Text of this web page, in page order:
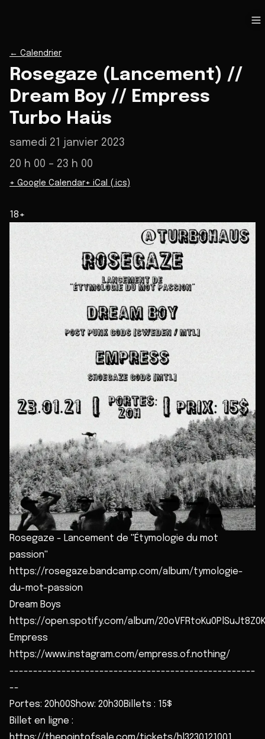
← Calendrier
Rosegaze (Lancement) //
Dream Boy // Empress
Turbo Haüs
samedi 21 janvier 2023
20 h 00 – 23 h 00
+ Google Calendar+ iCal (.ics)
18+
Rosegaze - Lancement de ''Étymologie du mot
passion''
https://rosegaze.bandcamp.com/album/tymologie-
du-mot-passion
Dream Boys
https://open.spotify.com/album/
Empress
https://www.instagram.com/empress.of.nothing/
----------------------------------------------------
--
Portes: 20h00Show: 20h30Billets : 15$
Billet en ligne :